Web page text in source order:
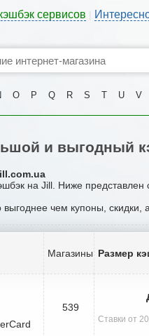
сервисов
O P Q R S T U V
и выгодный
на Jill. Ниже представлен
выгоднее чем купоны, скидки,
Магазины Размер
539
Ставки от